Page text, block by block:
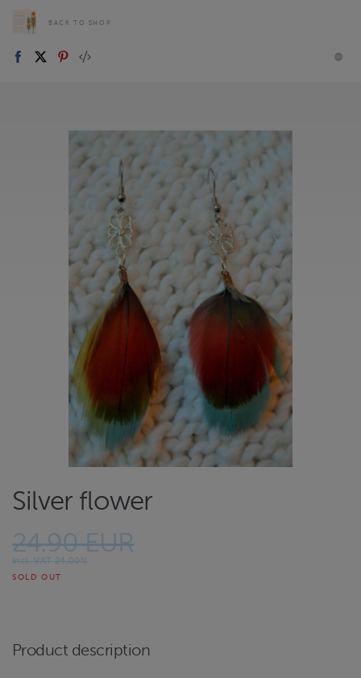
BACK TO SHOP
Silver flower
24.90 EUR
Incl. VAT 24.00%
SOLD OUT
Product description